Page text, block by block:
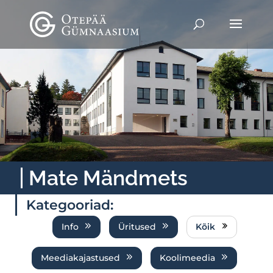
Mate Mändmets
Kategooriad:
Kõik
Üritused
Info
Koolimeedia
Meediakajastused